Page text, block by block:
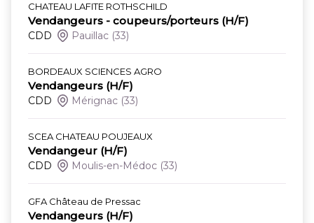
CHATEAU LAFITE ROTHSCHILD
Vendangeurs - coupeurs/porteurs (H/F)
CDD Pauillac (33)
BORDEAUX SCIENCES AGRO
Vendangeurs (H/F)
CDD Mérignac (33)
SCEA CHATEAU POUJEAUX
Vendangeur (H/F)
CDD Moulis-en-Médoc (33)
GFA Château de Pressac
Vendangeurs (H/F)